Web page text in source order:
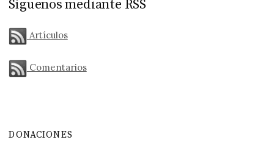
Síguenos mediante RSS
Artículos
Comentarios
DONACIONES